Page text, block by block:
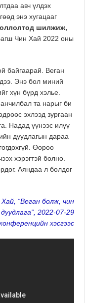
авч үлдэх
энэ хугацааг
шилжиж,
Чин Хай 2022 оны
байгаарай. Веган
Энэ бол миний
хүн бүрд хэлье.
та нарыг би
эхлээд зургаан
Надад үүнээс илүү
дуудлагын дараа
Өөрөө
хэрэгтэй болно.
Аяндаа л болдог
“Веган болж, чин
2022-07-29
хэсгээс